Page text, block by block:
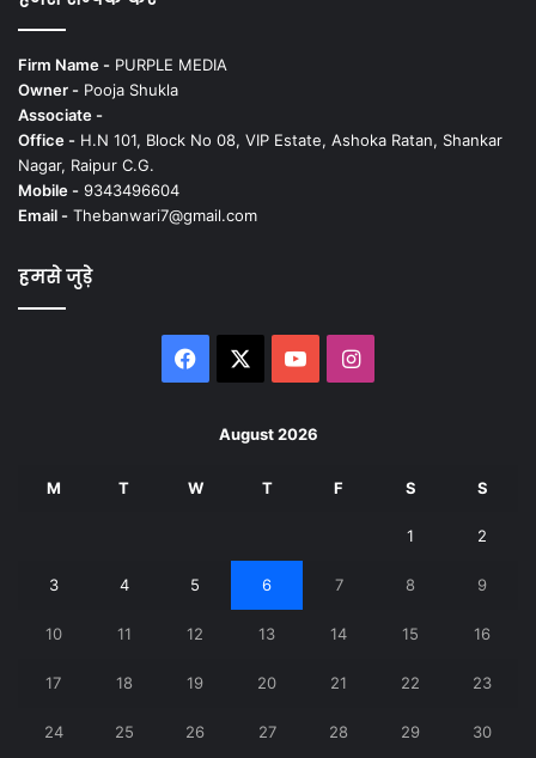
Firm Name - PURPLE MEDIA
Owner - Pooja Shukla
Associate -
Office - H.N 101, Block No 08, VIP Estate, Ashoka Ratan, Shankar
Nagar, Raipur C.G.
Mobile - 9343496604
Email - Thebanwari7@gmail.com
हमसे जुड़े
Facebook YouTubeInstagram
August 2026
M T W T F S S
1 2
3 4 5 6 7 8 9
10 11 12 13 14 15 16
17 18 19 20 21 22 23
24 25 26 27 28 29 30